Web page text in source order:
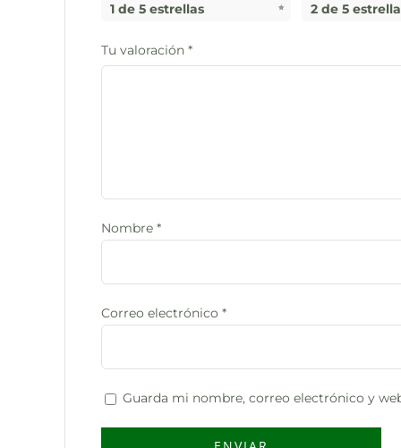
1 de 5 estrellas 2 de 5
Tu valoración *
Nombre *
Correo electrónico *
Guarda mi nombre, correo electrónico y